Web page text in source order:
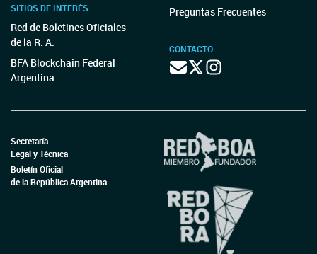
SITIOS DE INTERÉS
Red de Boletines Oficiales
de la R. A.
BFA Blockchain Federal
Argentina
Preguntas Frecuentes
CONTACTO
Secretaría
Legal y Técnica
Boletín Oficial
de la República Argentina